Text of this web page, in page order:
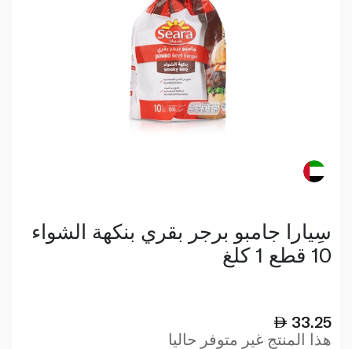
سِيارا جامبو برجر بقري بنكهة الشواء
10 قطع 1 كلغ
33.25
هذا المنتج غير متوفر حاليا